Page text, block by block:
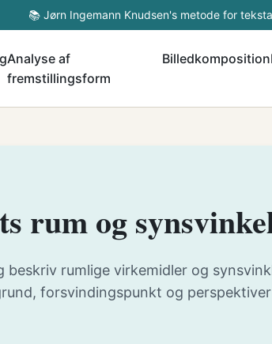
📚 Jørn Ingemann Knudsen's metode for
Analyse af
fremstillingsform
Billedkomposition
rum og
rumlige virkemidler og
forsvindingspunkt og